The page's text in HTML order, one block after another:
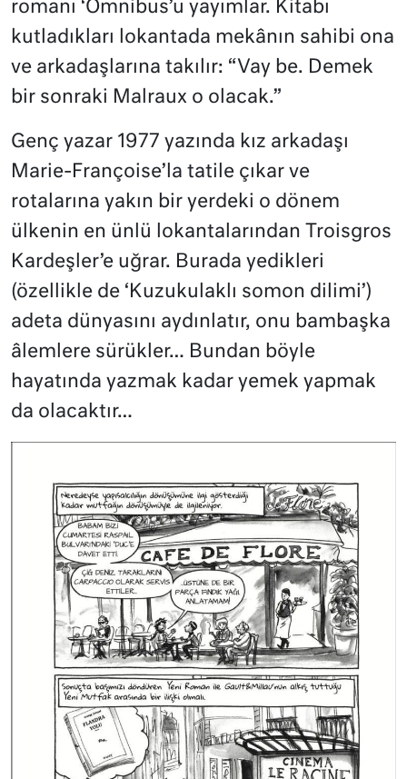
romanı ‘Omnibus’u yayımlar. Kitabı
kutladıkları lokantada mekânın sahibi ona
ve arkadaşlarına takılır: “Vay be. Demek
bir sonraki Malraux o olacak.”
Genç yazar 1977 yazında kız arkadaşı
Marie-Françoise’la tatile çıkar ve
rotalarına yakın bir yerdeki o dönem
ülkenin en ünlü lokantalarından Troisgros
Kardeşler’e uğrar. Burada yedikleri
(özellikle de ‘Kuzukulaklı somon dilimi’)
adeta dünyasını aydınlatır, onu bambaşka
âlemlere sürükler… Bundan böyle
hayatında yazmak kadar yemek yapmak
da olacaktır…